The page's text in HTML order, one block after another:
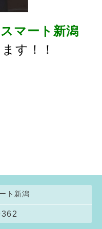
マート新潟
す！！
ト新潟